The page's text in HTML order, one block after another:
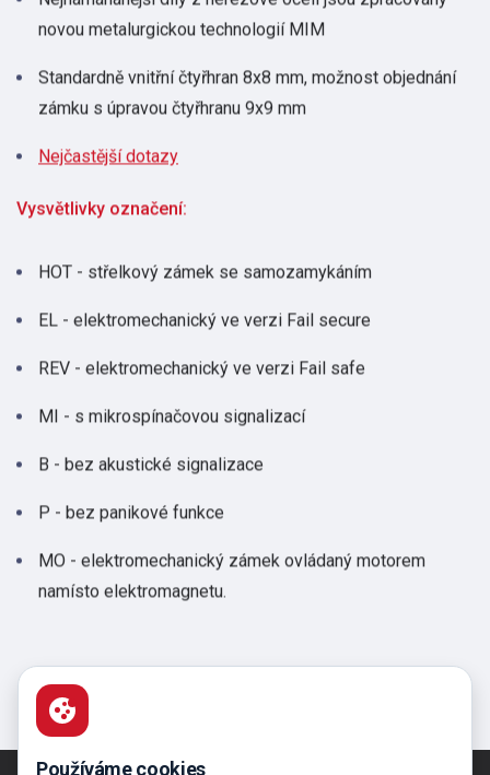
Používáme cookies
novou metalurgickou technologií MIM
Standardně vnitřní čtyřhran 8x8 mm, možnost objednání
zámku s úpravou čtyřhranu 9x9 mm
Nejčastější dotazy
Vysvětlivky označení:
HOT - střelkový zámek se samozamykáním
EL - elektromechanický ve verzi Fail secure
REV - elektromechanický ve verzi Fail safe
MI - s mikrospínačovou signalizací
B - bez akustické signalizace
P - bez panikové funkce
MO - elektromechanický zámek ovládaný motorem
namísto elektromagnetu.